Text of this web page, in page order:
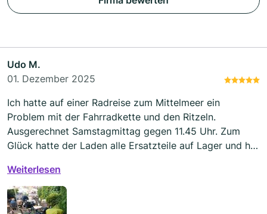
Udo M.
01. Dezember 2025
Ich hatte auf einer Radreise zum Mittelmeer ein
Problem mit der Fahrradkette und den Ritzeln.
Ausgerechnet Samstagmittag gegen 11.45 Uhr. Zum
Glück hatte der Laden alle Ersatzteile auf Lager und hat
Weiterlesen